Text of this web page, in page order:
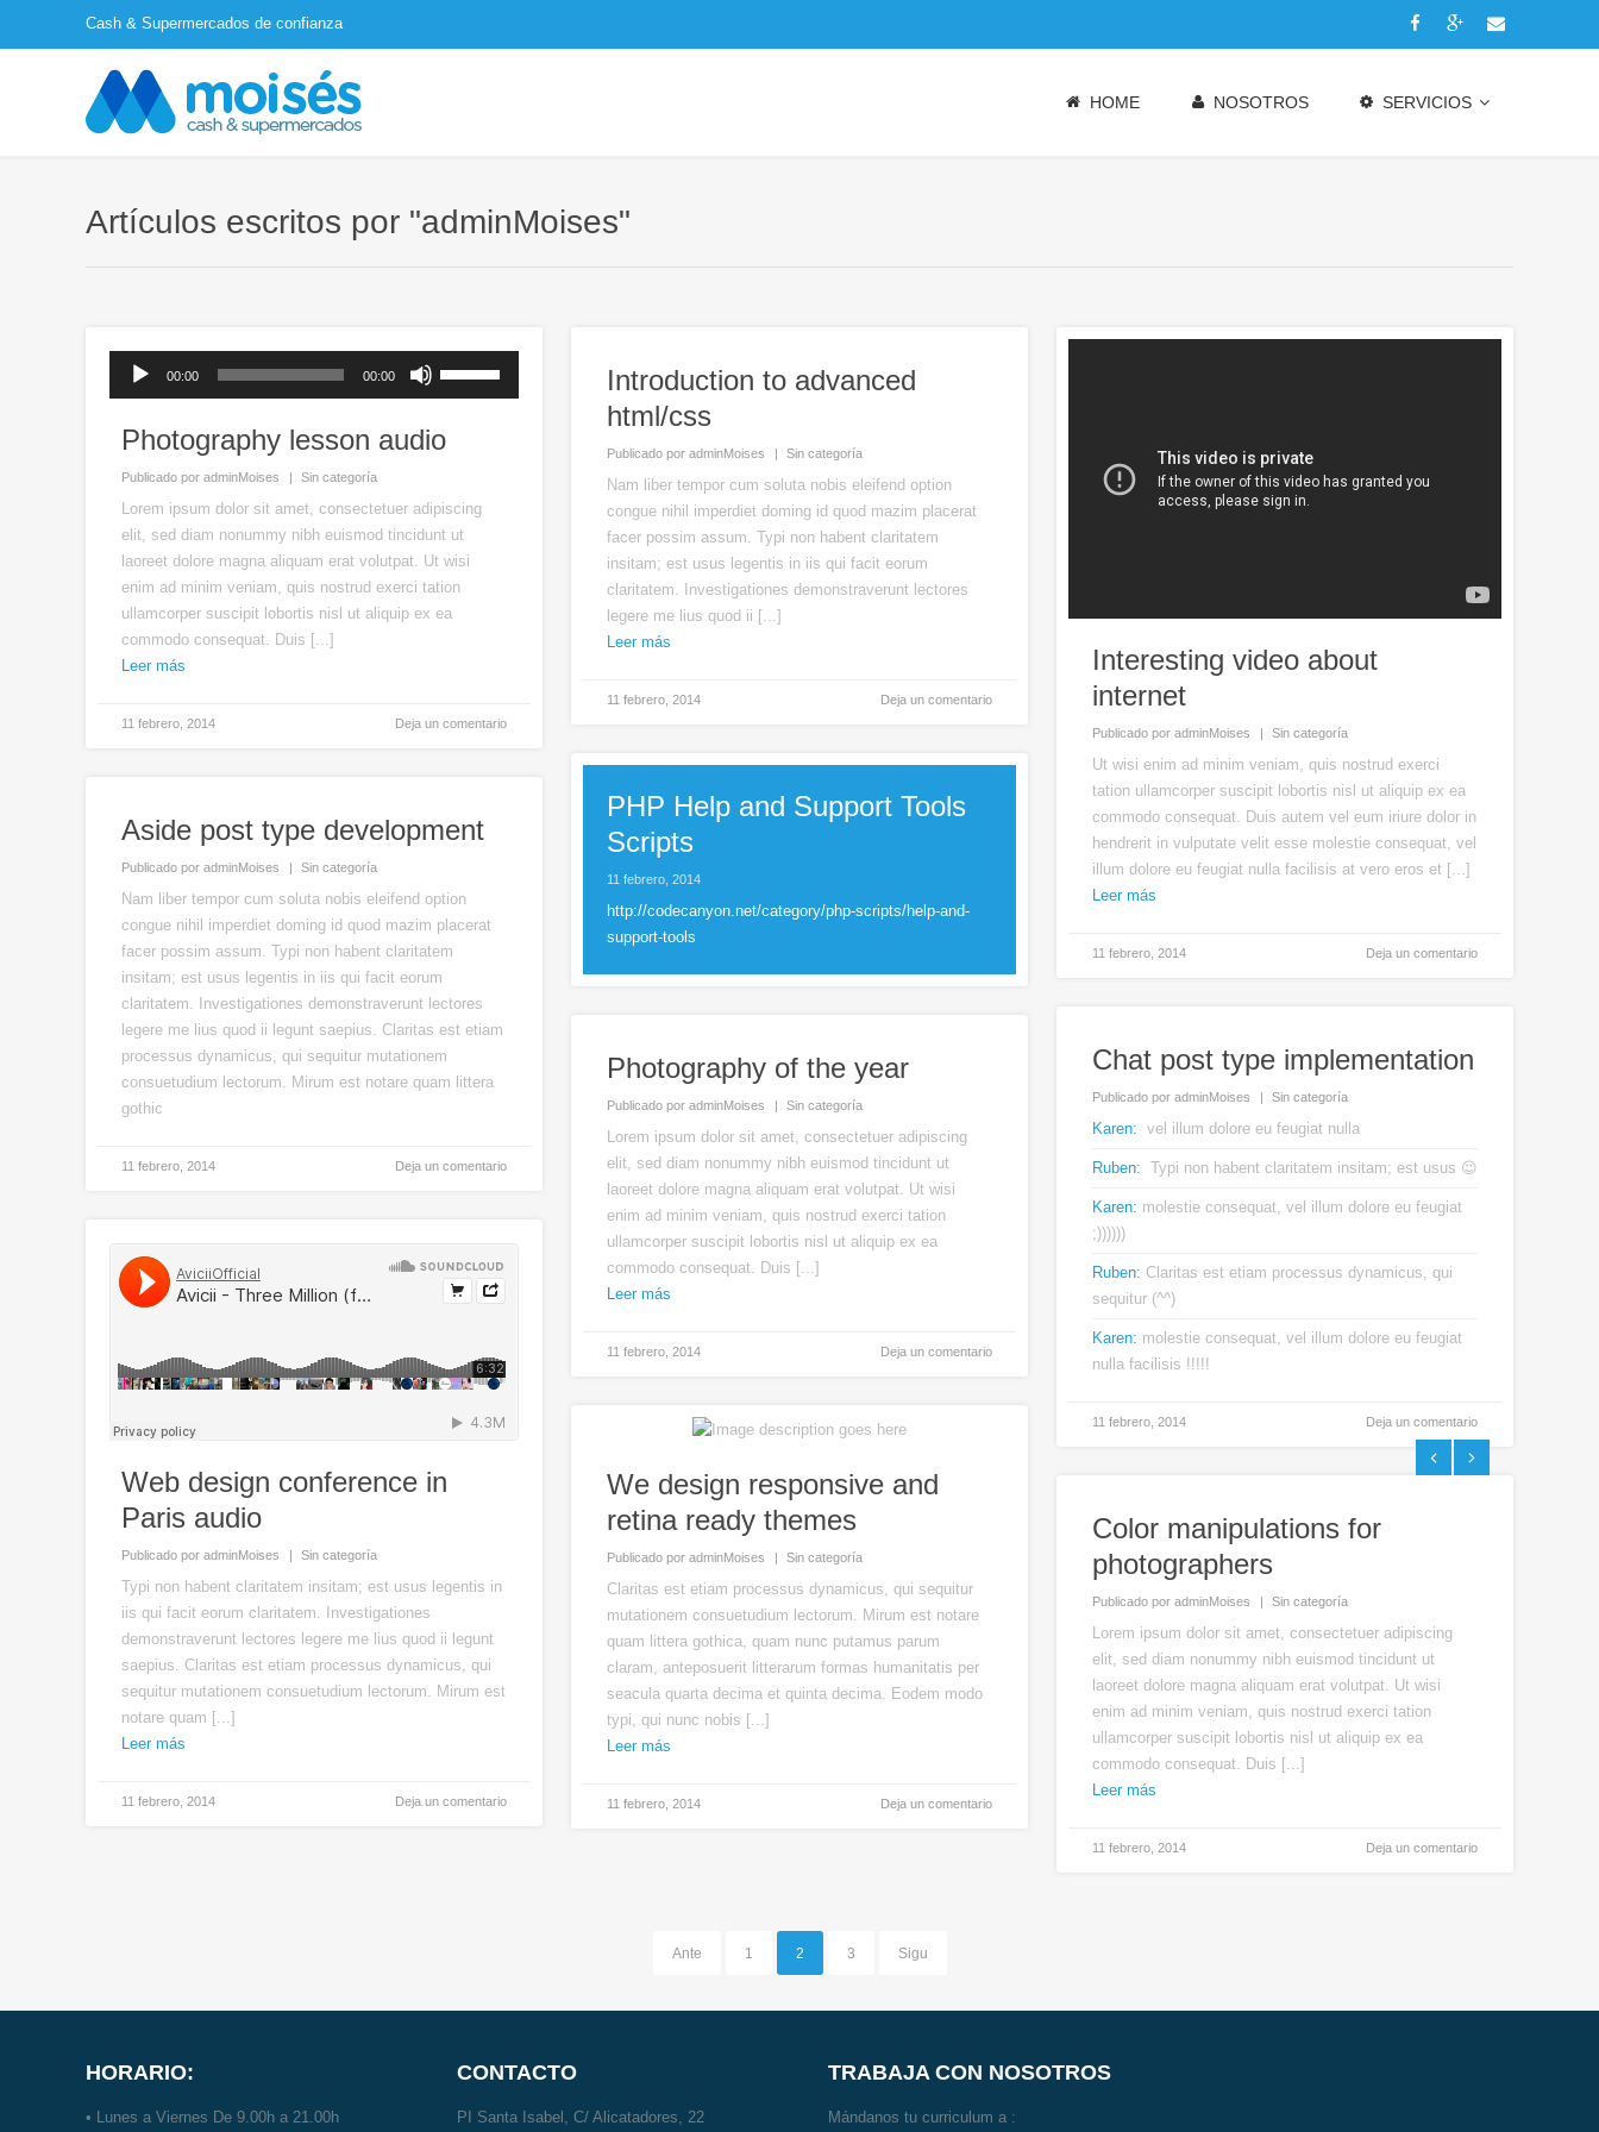
Cash & Supermercados de confianza
HOME NOSOTROS SERVICIOS
Artículos escritos por "adminMoises"
Reproductor
00:00 00:00
de
para
aumentar
o
disminuir
el
Photography lesson audio
Publicado por adminMoises Sin categoría
Lorem ipsum dolor sit amet, consectetuer adipiscing
elit, sed diam nonummy nibh euismod tincidunt ut
laoreet dolore magna aliquam erat volutpat. Ut wisi
enim ad minim veniam, quis nostrud exerci tation
ullamcorper suscipit lobortis nisl ut aliquip ex ea
commodo consequat. Duis [...]
Leer más
11 febrero, 2014 Deja un comentario
Introduction to advanced
html/css
Publicado por adminMoises Sin categoría
Nam liber tempor cum soluta nobis eleifend option
congue nihil imperdiet doming id quod mazim placerat
facer possim assum. Typi non habent claritatem
insitam; est usus legentis in iis qui facit eorum
claritatem. Investigationes demonstraverunt lectores
legere me lius quod ii [...]
Leer más
11 febrero, 2014 Deja un comentario
Interesting video about
internet
Publicado por adminMoises Sin categoría
Ut wisi enim ad minim veniam, quis nostrud exerci
tation ullamcorper suscipit lobortis nisl ut aliquip ex ea
commodo consequat. Duis autem vel eum iriure dolor in
hendrerit in vulputate velit esse molestie consequat, vel
illum dolore eu feugiat nulla facilisis at vero eros et [...]
Leer más
11 febrero, 2014 Deja un comentario
PHP Help and Support Tools
Scripts
11 febrero, 2014
http://codecanyon.net/category/php-scripts/help-and-
support-tools
Aside post type development
Publicado por adminMoises Sin categoría
Nam liber tempor cum soluta nobis eleifend option
congue nihil imperdiet doming id quod mazim placerat
facer possim assum. Typi non habent claritatem
insitam; est usus legentis in iis qui facit eorum
claritatem. Investigationes demonstraverunt lectores
legere me lius quod ii legunt saepius. Claritas est etiam
processus dynamicus, qui sequitur mutationem
consuetudium lectorum. Mirum est notare quam littera
gothic
11 febrero, 2014 Deja un comentario
Chat post type implementation
Publicado por adminMoises Sin categoría
Karen vel illum dolore eu feugiat nulla
Ruben Typi non habent claritatem insitam; est usus 😉
Karen molestie consequat, vel illum dolore eu feugiat
;))))))
Ruben Claritas est etiam processus dynamicus, qui
sequitur (^^)
Karen molestie consequat, vel illum dolore eu feugiat
nulla facilisis !!!!!
11 febrero, 2014 Deja un comentario
Photography of the year
Publicado por adminMoises Sin categoría
Lorem ipsum dolor sit amet, consectetuer adipiscing
elit, sed diam nonummy nibh euismod tincidunt ut
laoreet dolore magna aliquam erat volutpat. Ut wisi
enim ad minim veniam, quis nostrud exerci tation
ullamcorper suscipit lobortis nisl ut aliquip ex ea
commodo consequat. Duis [...]
Leer más
11 febrero, 2014 Deja un comentario
Web design conference in
Paris audio
Publicado por adminMoises Sin categoría
Typi non habent claritatem insitam; est usus legentis in
iis qui facit eorum claritatem. Investigationes
demonstraverunt lectores legere me lius quod ii legunt
saepius. Claritas est etiam processus dynamicus, qui
sequitur mutationem consuetudium lectorum. Mirum est
notare quam [...]
Leer más
11 febrero, 2014 Deja un comentario
We design responsive and
retina ready themes
Publicado por adminMoises Sin categoría
Claritas est etiam processus dynamicus, qui sequitur
mutationem consuetudium lectorum. Mirum est notare
quam littera gothica, quam nunc putamus parum
claram, anteposuerit litterarum formas humanitatis per
seacula quarta decima et quinta decima. Eodem modo
typi, qui nunc nobis [...]
Leer más
11 febrero, 2014 Deja un comentario
Previous
Color manipulations for
photographers
Publicado por adminMoises Sin categoría
Lorem ipsum dolor sit amet, consectetuer adipiscing
elit, sed diam nonummy nibh euismod tincidunt ut
laoreet dolore magna aliquam erat volutpat. Ut wisi
enim ad minim veniam, quis nostrud exerci tation
ullamcorper suscipit lobortis nisl ut aliquip ex ea
commodo consequat. Duis [...]
Leer más
11 febrero, 2014 Deja un comentario
Ante 1 2 3 Sigu
HORARIO:
• Lunes a Viernes De 9.00h a 21.00h
CONTACTO
PI Santa Isabel, C/ Alicatadores, 22
TRABAJA CON NOSOTROS
Mándanos tu curriculum a :